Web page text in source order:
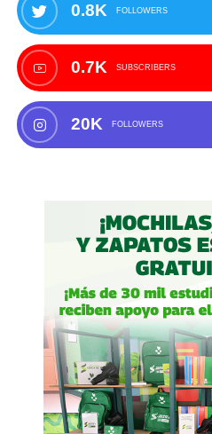
0.8K FOLLOWERS
0.7K SUBSCRIBERS
20K FOLLOWERS